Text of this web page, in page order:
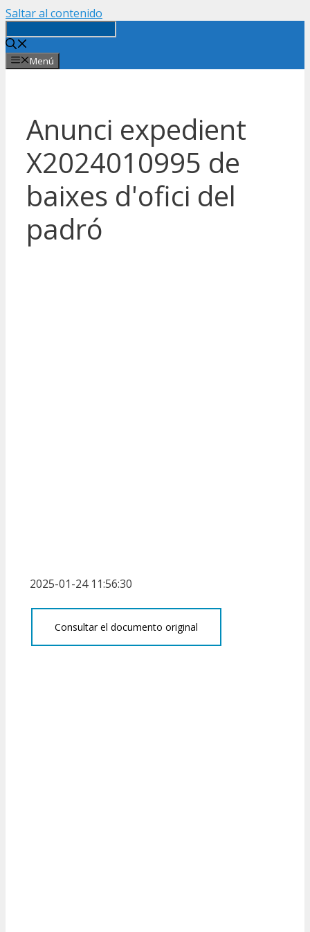
Saltar al contenido
Menú
Anunci expedient
X2024010995 de
baixes d'ofici del
padró
2025-01-24 11:56:30
Consultar el documento original